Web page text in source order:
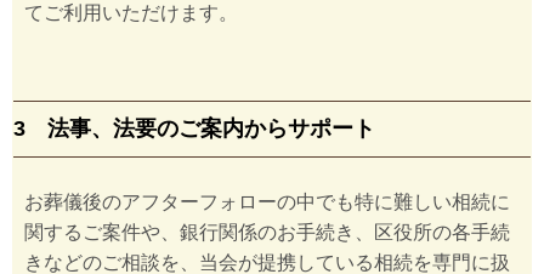
てご利用いただけます。
3 法事、法要のご案内からサポート
お葬儀後のアフターフォローの中でも特に難しい相続に
関するご案件や、銀行関係のお手続き、区役所の各手続
きなどのご相談を、当会が提携している相続を専門に扱